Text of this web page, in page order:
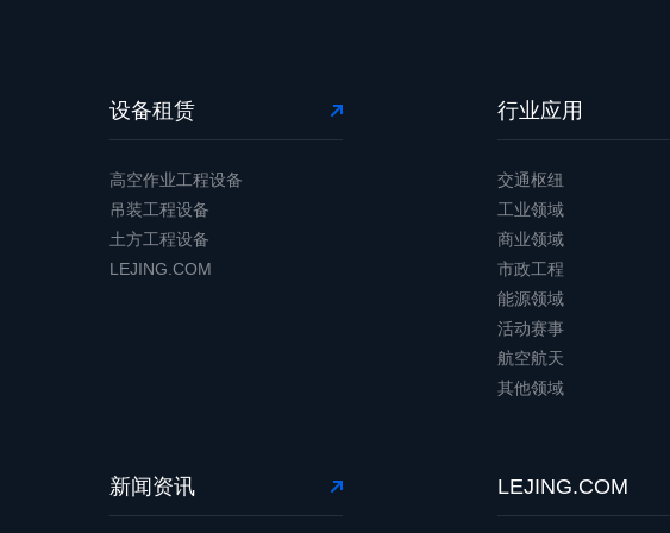
设备租赁
高空作业工程设备
吊装工程设备
土方工程设备
LEJING.COM
行业应用
交通枢纽
工业领域
商业领域
市政工程
能源领域
活动赛事
航空航天
其他领域
新闻资讯 LEJING.COM